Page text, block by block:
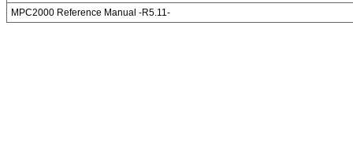
MPC2000 Reference Manual -R5.11-